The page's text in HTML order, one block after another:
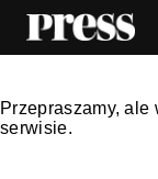
Przepraszamy,
serwisie.